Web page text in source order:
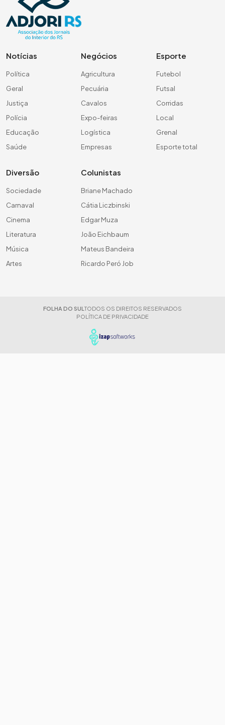
Notícias
Política
Geral
Justiça
Polícia
Educação
Saúde
Negócios
Agricultura
Pecuária
Cavalos
Expo-feiras
Logística
Empresas
Esporte
Futebol
Futsal
Corridas
Local
Grenal
Esporte total
Diversão
Sociedade
Carnaval
Cinema
Literatura
Música
Artes
Colunistas
Briane Machado
Cátia Liczbinski
Edgar Muza
João Eichbaum
Mateus Bandeira
Ricardo Peró Job
FOLHA DO SUL TODOS OS DIREITOS RESERVADOS
POLÍTICA DE PRIVACIDADE